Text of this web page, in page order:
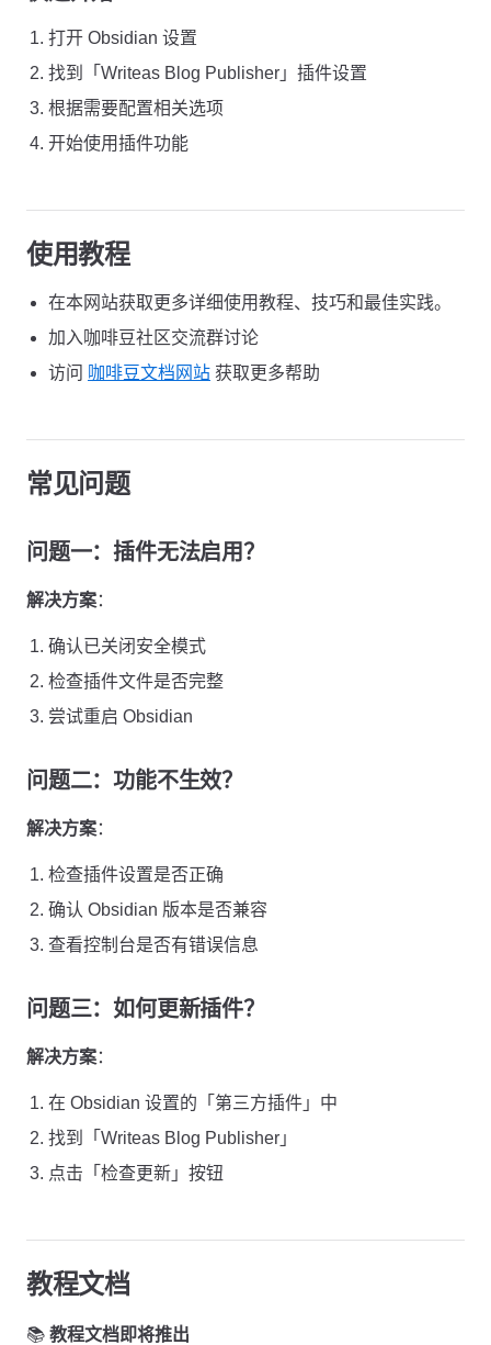
打开 Obsidian 设置
找到「Writeas Blog Publisher」插件设置
根据需要配置相关选项
开始使用插件功能
使用教程
在本网站获取更多详细使用教程、技巧和最佳实践。
加入咖啡豆社区交流群讨论
访问 咖啡豆文档网站 获取更多帮助
常见问题
问题一：插件无法启用？
解决方案：
确认已关闭安全模式
检查插件文件是否完整
尝试重启 Obsidian
问题二：功能不生效？
解决方案：
检查插件设置是否正确
确认 Obsidian 版本是否兼容
查看控制台是否有错误信息
问题三：如何更新插件？
解决方案：
在 Obsidian 设置的「第三方插件」中
找到「Writeas Blog Publisher」
点击「检查更新」按钮
教程文档
📚 教程文档即将推出